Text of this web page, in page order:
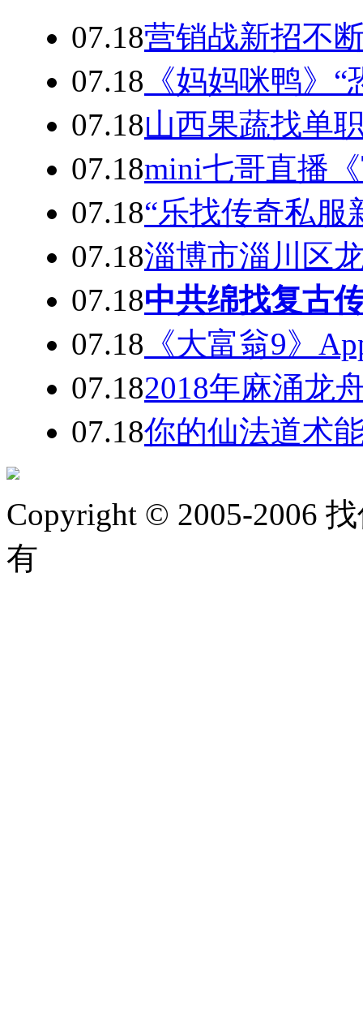
07.18营销战新招不
07.18 《妈妈咪鸭》
07.18山西果蔬找单
07.18mini七哥直播
07.18“乐找传奇私服
07.18淄博市淄川区
07.18中共绵找复古
07.18 《大富翁9》
07.182018年麻涌龙
07.18你的仙法道术
Copyright © 2005-2006
有